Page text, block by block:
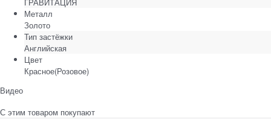
Металл
Золото
Тип застёжки
Английская
Цвет
Красное(Розовое)
Видео
С этим товаром покупают